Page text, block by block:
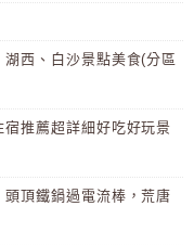
西、白沙景點美食(分區
推薦超詳細好吃好玩景
頂鐵鍋過電流棒，荒唐